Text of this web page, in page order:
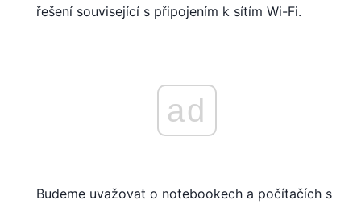
řešení související s připojením k sítím Wi-Fi.
ad
Budeme uvažovat o notebookech a počítačích s